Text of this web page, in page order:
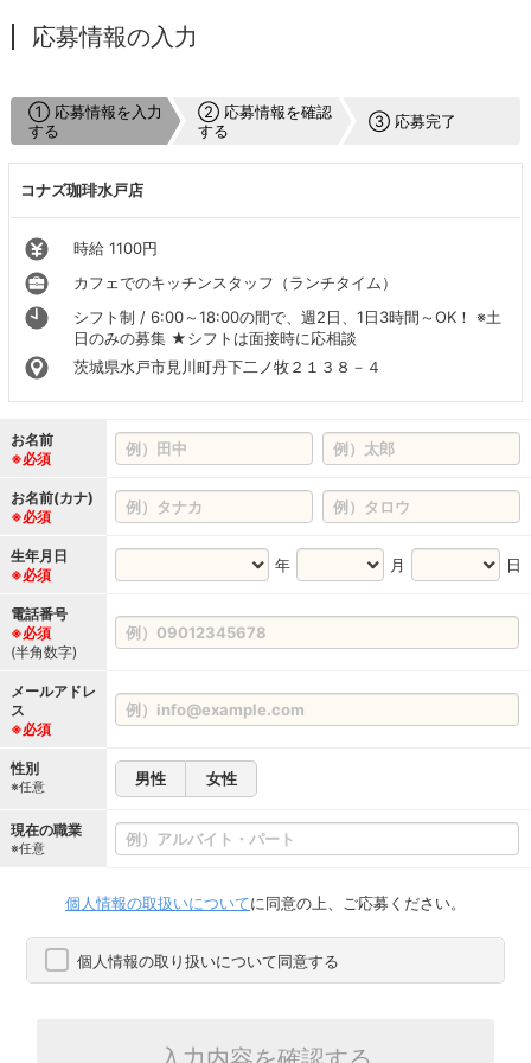
応募情報の入力
① 応募情報を入力
する
② 応募情報を確認
する
③ 応募完了
コナズ珈琲水戸店
時給 1100円
カフェでのキッチンスタッフ（ランチタイム）
シフト制 / 6:00～18:00の間で、週2日、1日3時間～OK！ ※土
日のみの募集 ★シフトは面接時に応相談
茨城県水戸市見川町丹下二ノ牧２１３８－４
お名前
※必須
お名前(カナ)
※必須
生年月日
※必須
年 月 日
電話番号
※必須
(半角数字)
メールアドレ
ス
※必須
性別
※任意 男性 女性
現在の職業
※任意
個人情報の取扱いについてに同意の上、ご応募ください。
個人情報の取り扱いについて同意する